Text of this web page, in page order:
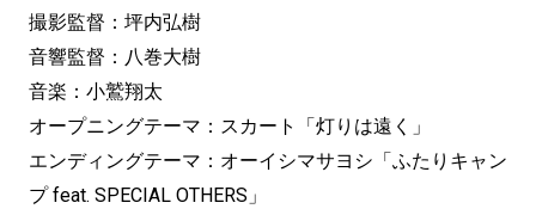
撮影監督：坪内弘樹
音響監督：八巻大樹
音楽：小鷲翔太
オープニングテーマ：スカート「灯りは遠く」
エンディングテーマ：オーイシマサヨシ「ふたりキャン
プ feat. SPECIAL OTHERS」